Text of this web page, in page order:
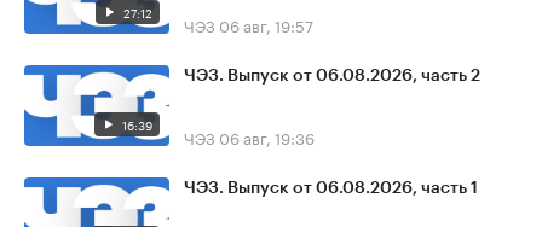
27:12 ЧЭЗ 06 авг, 19:57
16:39
ЧЭЗ. Выпуск от 06.08.2026, часть 2
ЧЭЗ 06 авг, 19:36
ЧЭЗ. Выпуск от 06.08.2026, часть 1